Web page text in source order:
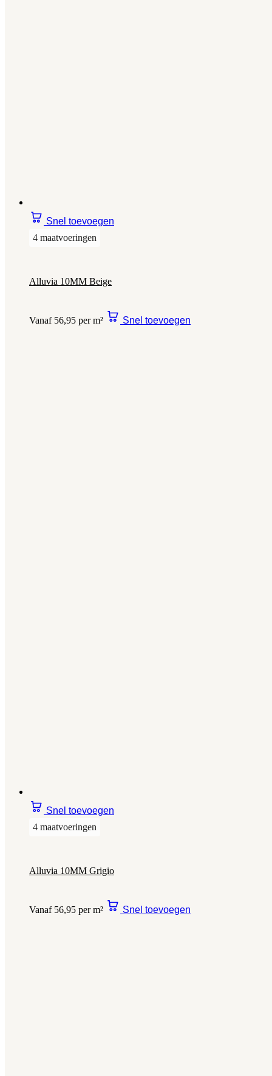
Snel toevoegen
4 maatvoeringen
Alluvia 10MM Beige
Vanaf 56,95 per m² Snel toevoegen
Snel toevoegen
4 maatvoeringen
Alluvia 10MM Grigio
Vanaf 56,95 per m² Snel toevoegen